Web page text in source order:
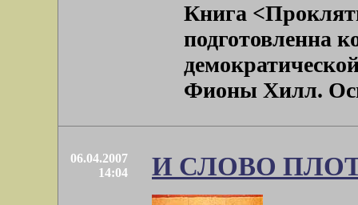
Книга
подготовленна
Фионы Хилл.
06.04.2007
14:04
И СЛОВО